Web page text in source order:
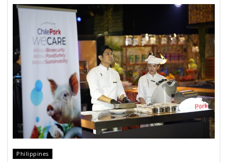
Philippines